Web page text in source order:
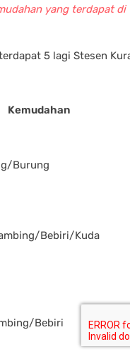
yang terdapat di
5 lagi Stesen
Kemudahan
Burung
Bebiri/Kuda
Bebiri